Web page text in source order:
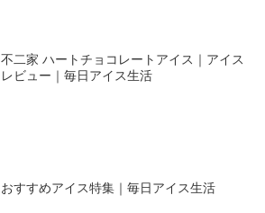
不二家 ハートチョコレートアイス｜アイス
レビュー｜毎日アイス生活
おすすめアイス特集｜毎日アイス生活